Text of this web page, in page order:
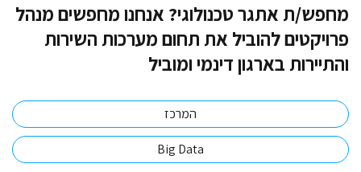
ת אתגר טכנולוגי? אנחנו מחפשים מנהל
להוביל את תחום מערכות השירות
בארגון דינמי ומוביל
המרכז
Big Data